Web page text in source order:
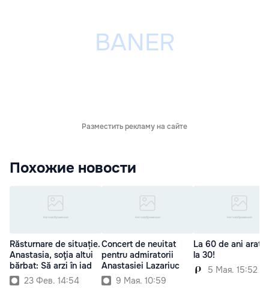
Разместить рекламу на сайте
Похожие новости
Răsturnare de situație.
Anastasia, soţia altui
bărbat: Să arzi în iad
23 Фев. 14:54
Concert de neuitat
pentru admiratorii
Anastasiei Lazariuc
9 Мая. 10:59
La 60 de ani arata
la 30!
5 Мая. 15:52